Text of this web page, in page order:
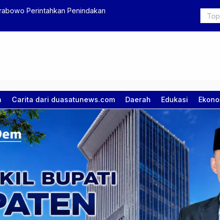
Pertegas Arah Gerakan Pemuda
KPK
Dugaan
Carita dari duasatunews.com Daerah Edukasi